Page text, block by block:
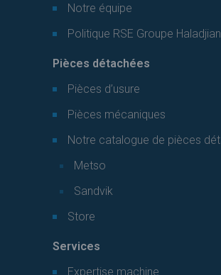
Notre équipe
Politique RSE Groupe Haladjian
Pièces détachées
Pièces d’usure
Pièces mécaniques
Notre catalogue de pièces
Metso
Sandvik
Store
Services
Expertise machine